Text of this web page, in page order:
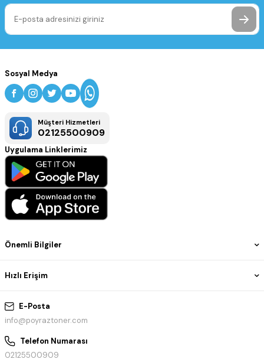
E-Posta
info@poyraztoner.com
Telefon Numarası
02125500909
Önemli Bilgiler
Hızlı Erişim
Sosyal Medya
Müşteri Hizmetleri
02125500909
Uygulama Linklerimiz